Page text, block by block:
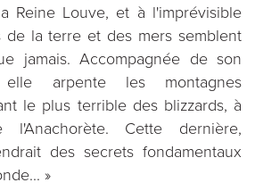
Reine Louve, et à l'imprévisible
de la terre et des mers semblent
jamais. Accompagnée de son
arpente les montagnes
le plus terrible des blizzards, à
Cette dernière,
des secrets fondamentaux
»